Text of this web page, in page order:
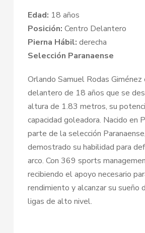
Edad: 18 años
Posición: Centro Delantero
Pierna Hábil: derecha
Selección Paranaense
Orlando Samuel Rodas Giménez
delantero de 18 años que se
altura de 1.83 metros, su
capacidad goleadora. Nacido en
parte de la selección
demostrado su habilidad para
arco. Con 369 sports
recibiendo el apoyo necesario
rendimiento y alcanzar su sueño
ligas de alto nivel.